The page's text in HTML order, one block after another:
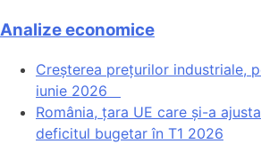
Analize economice
Creșterea prețurilor industriale,
iunie 2026
România, țara UE care și-a
deficitul bugetar în T1 2026